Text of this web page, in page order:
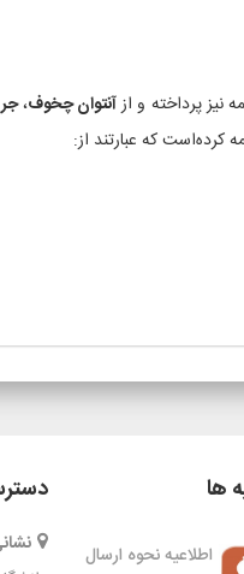
نیز پرداخته و ازآنتوان چخوف،
کرده‌است که عبارتند از:
ها
اطلاعیه نحوه ارسال